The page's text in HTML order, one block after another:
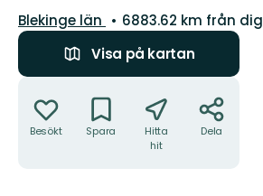
Län:
Blekinge län
6883.62 km från dig
Visa på kartan
Besökt Spara
Hitta
hit
Dela